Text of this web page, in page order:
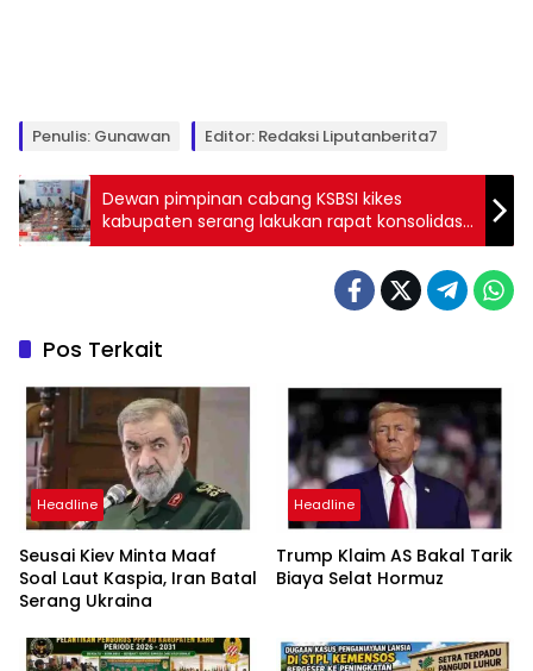
Penulis: Gunawan Editor: Redaksi Liputanberita7
Dewan pimpinan cabang KSBSI kikes
kabupaten serang lakukan rapat konsolidasi
dan penguatan untuk kemenangan Paslon
gubernur Banten Andra Soni dan Dimyati
Pos Terkait
Headline
Seusai Kiev Minta Maaf
Soal Laut Kaspia, Iran Batal
Serang Ukraina
Headline
Trump Klaim AS Bakal Tarik
Biaya Selat Hormuz